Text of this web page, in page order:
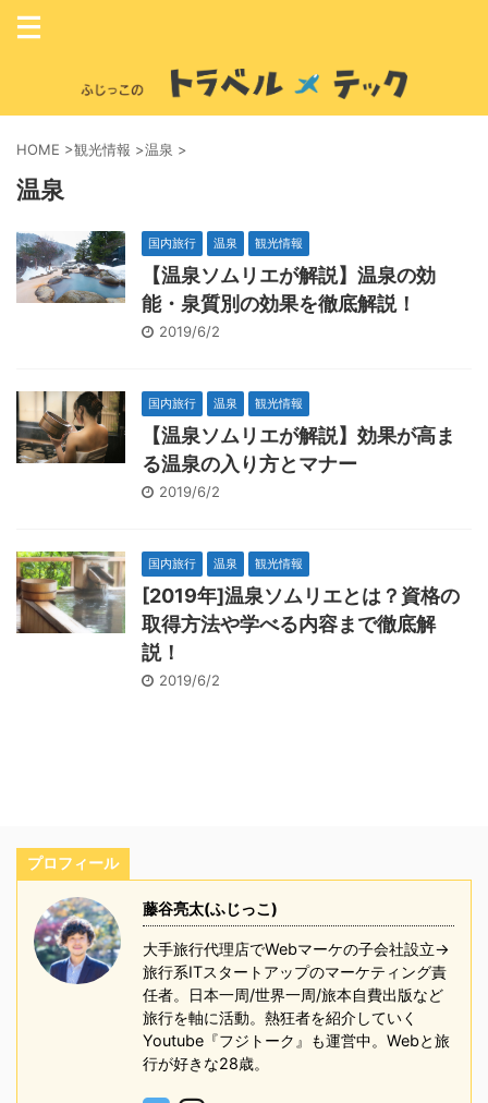
HOME >観光情報 >温泉 >
温泉
国内旅行 温泉 観光情報
【温泉ソムリエが解説】温泉の効
能・泉質別の効果を徹底解説！
2019/6/2
国内旅行 温泉 観光情報
【温泉ソムリエが解説】効果が高ま
る温泉の入り方とマナー
2019/6/2
国内旅行 温泉 観光情報
[2019年]温泉ソムリエとは？資格の
取得方法や学べる内容まで徹底解
説！
2019/6/2
プロフィール
藤谷亮太(ふじっこ)
大手旅行代理店でWebマーケの子会社設立→
旅行系ITスタートアップのマーケティング責
任者。日本一周/世界一周/旅本自費出版など
旅行を軸に活動。熱狂者を紹介していく
Youtube『フジトーク』も運営中。Webと旅
行が好きな28歳。